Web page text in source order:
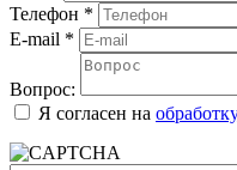
Телефон *
E-mail *
Вопрос:
Я согласен на